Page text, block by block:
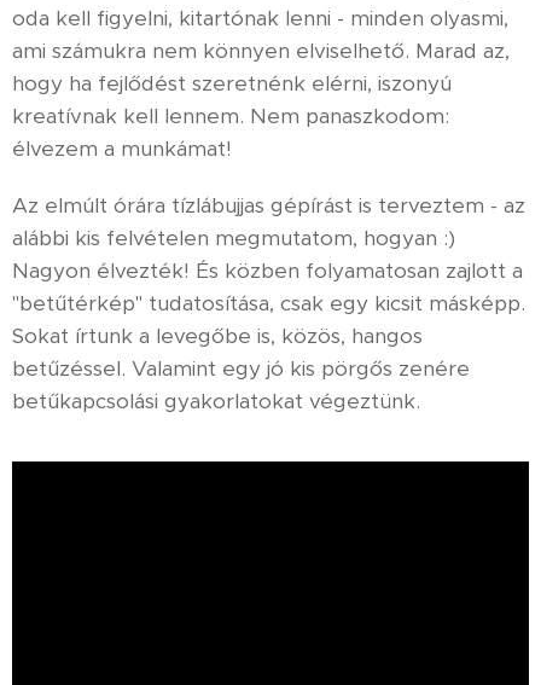
oda kell figyelni, kitartónak lenni - minden olyasmi,
ami számukra nem könnyen elviselhető. Marad az,
hogy ha fejlődést szeretnénk elérni, iszonyú
kreatívnak kell lennem. Nem panaszkodom:
élvezem a munkámat!
Az elmúlt órára tízlábujjas gépírást is terveztem - az
alábbi kis felvételen megmutatom, hogyan :)
Nagyon élvezték! És közben folyamatosan zajlott a
"betűtérkép" tudatosítása, csak egy kicsit másképp.
Sokat írtunk a levegőbe is, közös, hangos
betűzéssel. Valamint egy jó kis pörgős zenére
betűkapcsolási gyakorlatokat végeztünk.